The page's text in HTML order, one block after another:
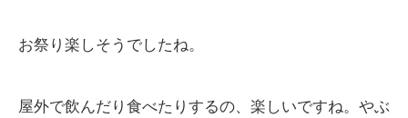
お祭り楽しそうでしたね。
屋外で飲んだり食べたりするの、楽しいですね。やぶ